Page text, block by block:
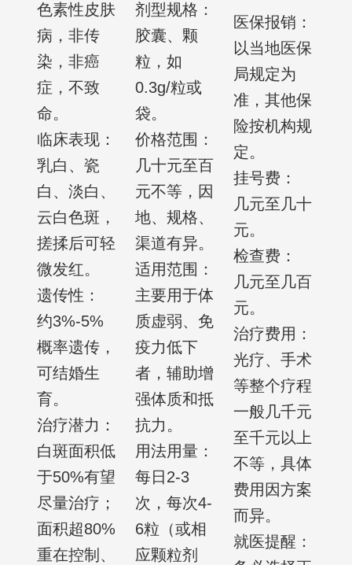
色素性皮肤
病，非传
染，非癌
症，不致
命。
临床表现：
乳白、瓷
白、淡白、
云白色斑，
搓揉后可轻
微发红。
遗传性：
约3%-5%
概率遗传，
可结婚生
育。
治疗潜力：
白斑面积低
于50%有望
尽量治疗；
面积超80%
重在控制、
剂型规格：
胶囊、颗
粒，如
0.3g/粒或
袋。
价格范围：
几十元至百
元不等，因
地、规格、
渠道有异。
适用范围：
主要用于体
质虚弱、免
疫力低下
者，辅助增
强体质和抵
抗力。
用法用量：
每日2-3
次，每次4-
6粒（或相
应颗粒剂
医保报销：
以当地医保
局规定为
准，其他保
险按机构规
定。
挂号费：
几元至几十
元。
检查费：
几元至几百
元。
治疗费用：
光疗、手术
等整个疗程
一般几千元
至千元以上
不等，具体
费用因方案
而异。
就医提醒：